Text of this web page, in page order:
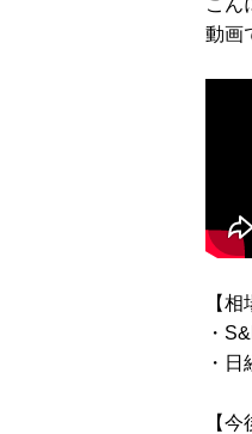
こん
動画
【
・
・
【今